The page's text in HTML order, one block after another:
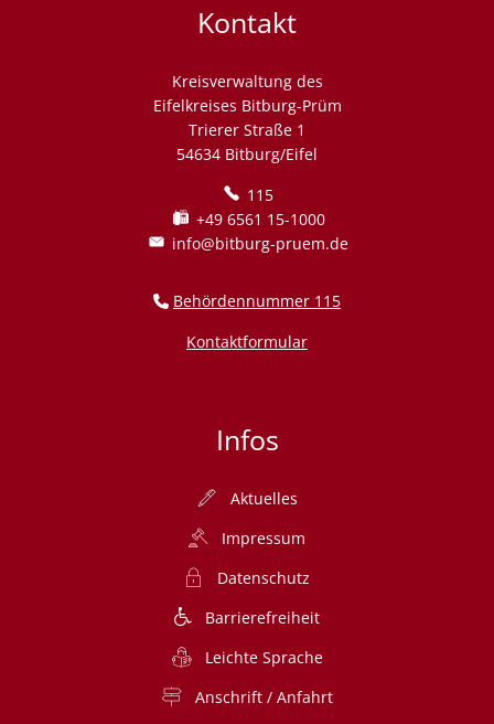
Kontakt
Kreisverwaltung des
Eifelkreises Bitburg-Prüm
Trierer Straße 1
54634 Bitburg/Eifel
115
+49 6561 15-1000
info@bitburg-pruem.de
Behördennummer 115
Kontaktformular
Infos
Aktuelles
Impressum
Datenschutz
Barrierefreiheit
Leichte Sprache
Anschrift / Anfahrt